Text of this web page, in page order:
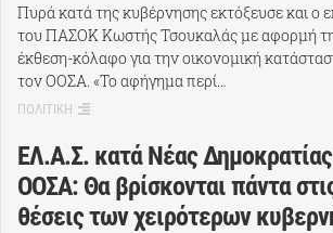
Πυρά κατά της κυβέρνησης εκτόξευσε και
του ΠΑΣΟΚ Κωστής Τσουκαλάς με αφορμή
έκθεση-κόλαφο για την οικονομική
τον ΟΟΣΑ. «Το αφήγημα περί…
ΠΟΛΙΤΙΚΗ
ΕΛ.Α.Σ. κατά Νέας Δημοκρατίας
ΟΟΣΑ: Θα βρίσκονται πάντα
θέσεις των χειρότερων